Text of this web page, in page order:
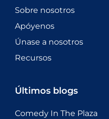
Sobre nosotros
Apóyenos
Únase a nosotros
Recursos
Últimos blogs
Comedy In The Plaza